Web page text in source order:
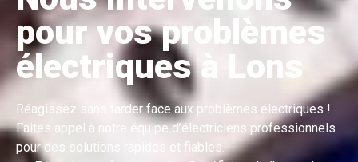
pour vos problèmes
électriques à Lons
Réagissez sans tarder face aux problèmes électriques !
Faites appel à notre équipe d’électriciens professionnels
pour des solutions rapides et fiables.